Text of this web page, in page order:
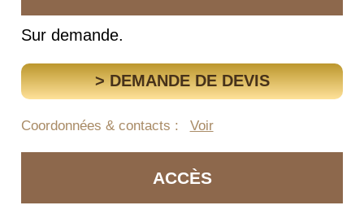
Sur demande.
> DEMANDE DE DEVIS
Coordonnées & contacts : Voir
ACCÈS